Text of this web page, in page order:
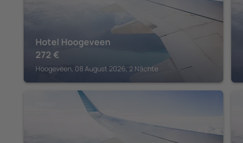
Hotel Hoogeveen
272 €
Hoogeveen, 08 August 2026, 2 Nächte